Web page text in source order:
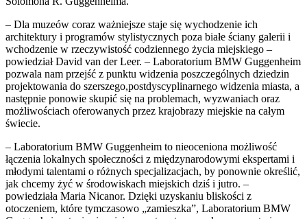
– Dla muzeów coraz ważniejsze staje się wychodzenie ich
architektury i programów stylistycznych poza białe ściany galerii i
wchodzenie w rzeczywistość codziennego życia miejskiego –
powiedział David van der Leer. – Laboratorium BMW Guggenheim
pozwala nam przejść z punktu widzenia poszczególnych dziedzin
projektowania do szerszego,postdyscyplinarnego widzenia miasta, a
następnie ponowie skupić się na problemach, wyzwaniach oraz
możliwościach oferowanych przez krajobrazy miejskie na całym
świecie.
– Laboratorium BMW Guggenheim to nieoceniona możliwość
łączenia lokalnych społeczności z międzynarodowymi ekspertami i
młodymi talentami o różnych specjalizacjach, by ponownie określić,
jak chcemy żyć w środowiskach miejskich dziś i jutro. –
powiedziała Maria Nicanor. Dzięki uzyskaniu bliskości z
otoczeniem, które tymczasowo „zamieszka”, Laboratorium BMW